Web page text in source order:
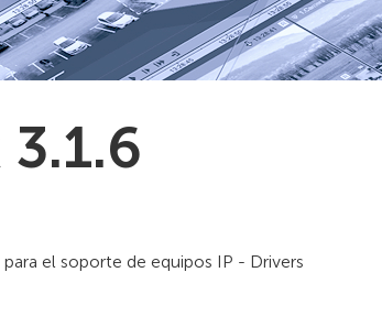
el soporte de equipos IP - Drivers